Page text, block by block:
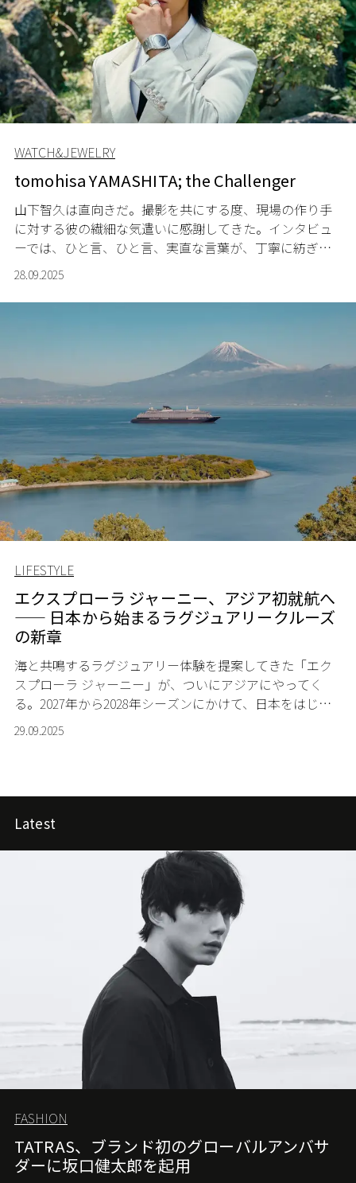
WATCH&JEWELRY
tomohisa YAMASHITA; the Challenger
山下智久は直向きだ。撮影を共にする度、現場の作り手
に対する彼の繊細な気遣いに感謝してきた。インタビュ
ーでは、ひと言、ひと言、実直な言葉が、丁寧に紡ぎ出
される。静かに、同時に、熱く。果敢に世界に挑む男
が、L’OFFICIEL JAPANに初登場。
28.09.2025
LIFESTYLE
エクスプローラ ジャーニー、アジア初就航へ
—— 日本から始まるラグジュアリークルーズ
の新章
海と共鳴するラグジュアリー体験を提案してきた「エク
スプローラ ジャーニー」が、ついにアジアにやってく
る。 2027年から2028年シーズンにかけて、日本をはじめ
とするアジア諸国への初航路が実現するのだ。新造船
「エクスプローラ
29.09.2025
Latest
FASHION
TATRAS、ブランド初のグローバルアンバサ
ダーに坂口健太郎を起用